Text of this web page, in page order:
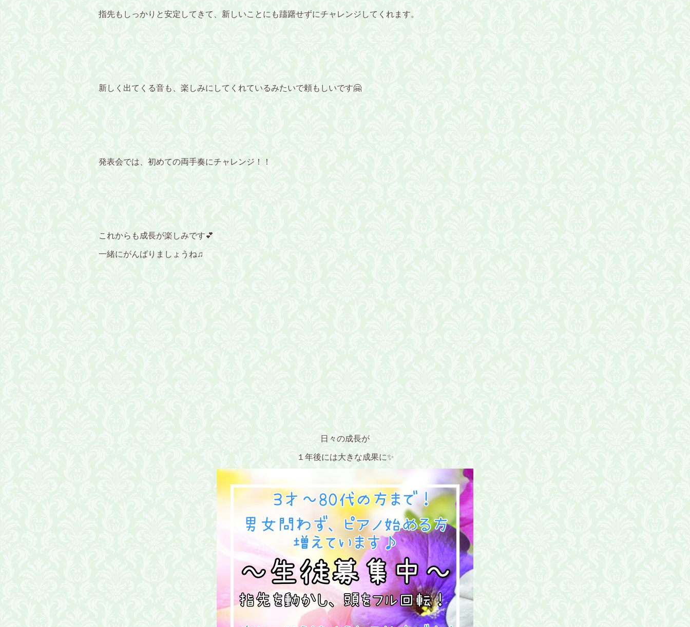
指先もしっかりと安定してきて、新しいことにも躊躇せずにチャレンジしてくれます。
新しく出てくる音も、楽しみにしてくれているみたいで頼もしいです🤗
発表会では、初めての両手奏にチャレンジ！！
これからも成長が楽しみです💕
一緒にがんばりましょうね♫
日々の成長が
１年後には大きな成果に✨